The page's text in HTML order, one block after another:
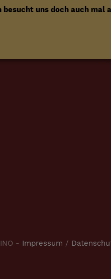
uns doch auch mal
- Impressum /